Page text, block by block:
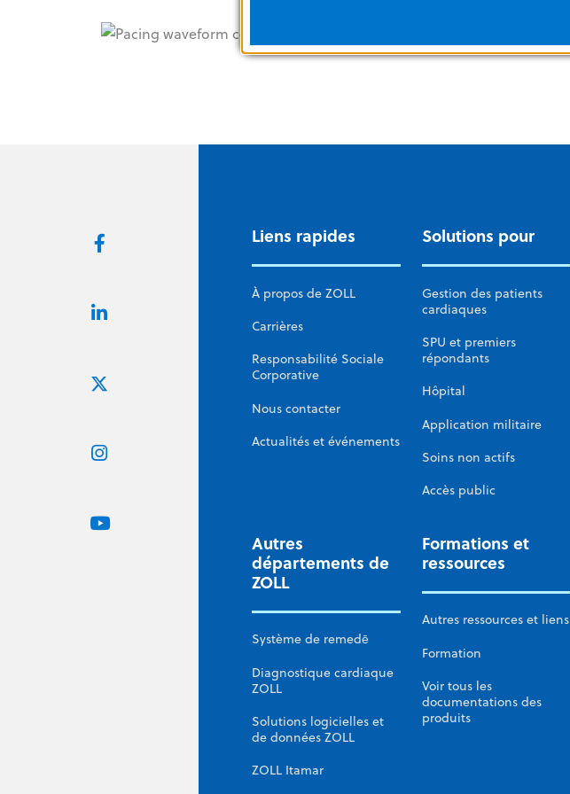
Liens rapides
À propos de ZOLL
Carrières
Responsabilité Sociale
Corporative
Nous contacter
Actualités et événements
Solutions pour
Gestion des patients
cardiaques
SPU et premiers
répondants
Hôpital
Application militaire
Soins non actifs
Accès public
Autres
départements de
ZOLL
Système de remedē
Diagnostique cardiaque
ZOLL
Solutions logicielles et
de données ZOLL
ZOLL Itamar
Formations et
ressources
Autres ressources et liens
Formation
Voir tous les
documentations des
produits